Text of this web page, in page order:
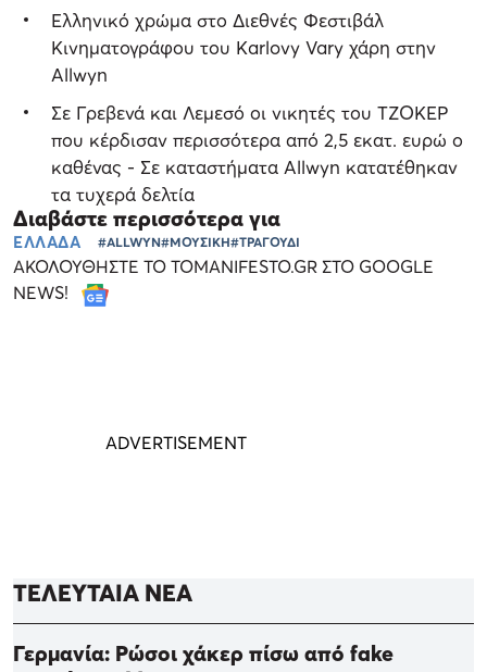
Ελληνικό χρώμα στο Διεθνές Φεστιβάλ
Κινηματογράφου του Karlovy Vary χάρη στην
Allwyn
Σε Γρεβενά και Λεμεσό οι νικητές του ΤΖΟΚΕΡ
που κέρδισαν περισσότερα από 2,5 εκατ. ευρώ ο
καθένας - Σε καταστήματα Allwyn κατατέθηκαν
τα τυχερά δελτία
Διαβάστε περισσότερα για
ΕΛΛΑΔΑ #ALLWYN#ΜΟΥΣΙΚΗ#ΤΡΑΓΟΥΔΙ
ΑΚΟΛΟΥΘΗΣΤΕ ΤΟ TOMANIFESTO.GR ΣΤΟ GOOGLE
NEWS!
ΤΕΛΕΥΤΑΙΑ ΝΕΑ
Γερμανία: Ρώσοι χάκερ πίσω από fake